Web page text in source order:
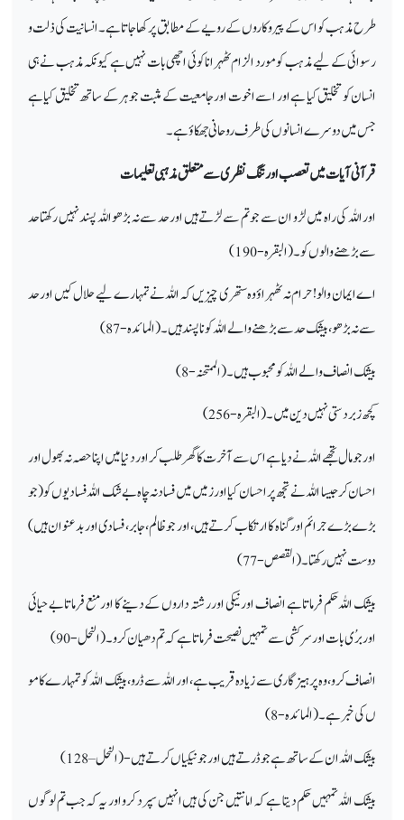
طرح مذہب کو اس کے پیروکاروں کے رویے کے مطابق پرکھا جاتا ہے۔ انسانیت کی ذلت و
رسوائی کے لیے مذہب کو مورد الزام ٹھہرانا کوئی اچھی بات نہیں ہے کیونکہ مذہب نے ہی
انسان کو تخلیق کیا ہے اور اسے اخوت اور جامعیت کے مثبت جوہر کے ساتھ تخلیق کیا ہے
جس میں دوسرے انسانوں کی طرف روحانی جھکاؤ ہے۔
قرآنی آیات میں تعصب اور تنگ نظری سے متعلق مذہبی تعلیمات
اور اللہ کی راہ میں لڑو ان سے جو تم سے لڑتے ہیں اور حد سے نہ بڑھو اللہ پسند نہیں رکھتا حد
سے بڑھنے والوں کو۔ (البقرہ-190)
اے ایمان والو! حرام نہ ٹھہراؤ وہ ستھری چیزیں کہ اللہ نے تمہارے لیے حلال کیں اور حد
سے نہ بڑھو، بیشک حد سے بڑھنے والے اللہ کو ناپسند ہیں۔ (المائدہ-87)
بیشک انصاف والے اللہ کو محبوب ہیں۔ (الممتحنہ -8)
کچھ زبردستی نہیں دین میں۔ (البقرہ-256)
اور جو مال تجھے اللہ نے دیا ہے اس سے آخرت کا گھر طلب کر اور دنیا میں اپنا حصہ نہ بھول اور
احسان کر جیسا اللہ نے تجھ پر احسان کیا اور زمیں میں فساد نہ چاه بے شک اللہ فسادیوں کو(جو
بڑے بڑے جرائم اور گناہ کا ارتکاب کرتے ہیں، اور جو ظالم، جابر، فسادی اور بدعنوان ہیں)
دوست نہیں رکھتا۔(القصص-77)
بیشک اللہ حکم فرماتا ہے انصاف اور نیکی اور رشتہ داروں کے دینے کا اور منع فرماتا بے حیائی
اور برُی بات اور سرکشی سے تمہیں نصیحت فرماتا ہے کہ تم دھیان کرو۔ (النحل-90)
انصاف کرو، وہ پرہیزگاری سے زیادہ قریب ہے، اور اللہ سے ڈرو، بیشک اللہ کو تمہارے کامو
ں کی خبر ہے۔ (المائدہ-8)
بیشک اللہ ان کے ساتھ ہے جو ڈرتے ہیں اور جو نیکیاں کرتے ہیں- (النحل – 128)
بیشک اللہ تمہیں حکم دیتا ہے کہ امانتیں جن کی ہیں انہیں سپرد کرو اور یہ کہ جب تم لوگوں